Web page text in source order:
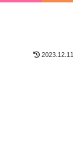
2023.12.11